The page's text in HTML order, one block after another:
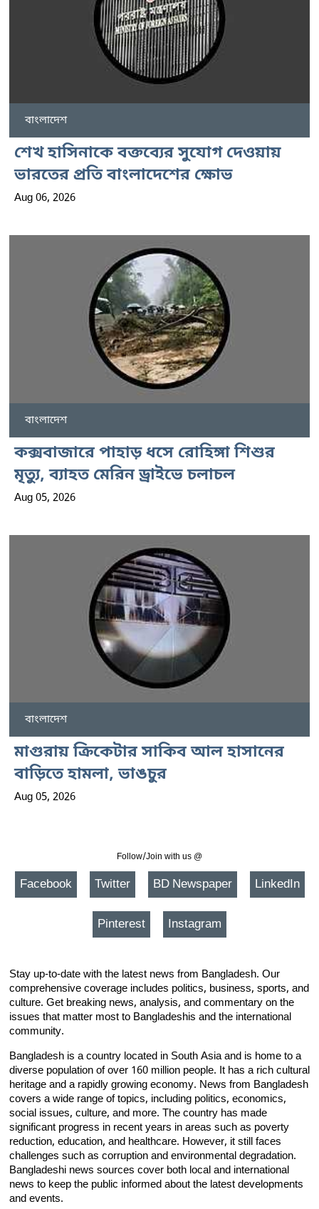
বাংলাদেশ
শেখ হাসিনাকে বক্তব্যের সুযোগ দেওয়ায়
ভারতের প্রতি বাংলাদেশের ক্ষোভ
Aug 06, 2026
বাংলাদেশ
কক্সবাজারে পাহাড় ধসে রোহিঙ্গা শিশুর
মৃত্যু, ব্যাহত মেরিন ড্রাইভে চলাচল
Aug 05, 2026
বাংলাদেশ
মাগুরায় ক্রিকেটার সাকিব আল হাসানের
বাড়িতে হামলা, ভাঙচুর
Aug 05, 2026
Follow/Join with us @
Facebook Twitter BD Newspaper LinkedIn
Pinterest Instagram
Stay up-to-date with the latest news from Bangladesh. Our
comprehensive coverage includes politics, business, sports, and
culture. Get breaking news, analysis, and commentary on the
issues that matter most to Bangladeshis and the international
community.
Bangladesh is a country located in South Asia and is home to a
diverse population of over 160 million people. It has a rich cultural
heritage and a rapidly growing economy. News from Bangladesh
covers a wide range of topics, including politics, economics,
social issues, culture, and more. The country has made
significant progress in recent years in areas such as poverty
reduction, education, and healthcare. However, it still faces
challenges such as corruption and environmental degradation.
Bangladeshi news sources cover both local and international
news to keep the public informed about the latest developments
and events.